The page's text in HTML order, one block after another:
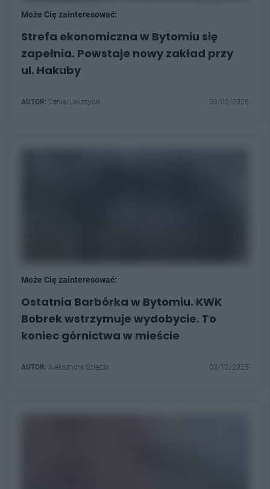
Może Cię zainteresować:
Strefa ekonomiczna w Bytomiu się
zapełnia. Powstaje nowy zakład przy
ul. Hakuby
AUTOR: Daniel Lekszycki 03/02/2026
Może Cię zainteresować:
Ostatnia Barbórka w Bytomiu. KWK
Bobrek wstrzymuje wydobycie. To
koniec górnictwa w mieście
AUTOR: Aleksandra Szlęzak 03/12/2025